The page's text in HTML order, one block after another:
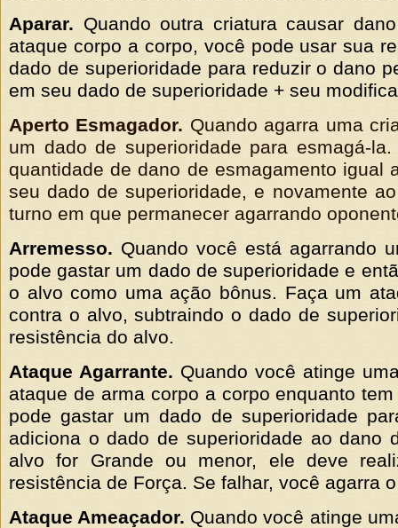
Aparar. Quando outra criatura causar
ataque corpo a corpo, você pode usar sua
dado de superioridade para reduzir o dano
em seu dado de superioridade + seu
Aperto Esmagador. Quando agarra uma
um dado de superioridade para esmagá-
quantidade de dano de esmagamento igual
seu dado de superioridade, e novamente
turno em que permanecer agarrando
Arremesso. Quando você está agarrando
pode gastar um dado de superioridade e
o alvo como uma ação bônus. Faça um
contra o alvo, subtraindo o dado de
resistência do alvo.
Ataque Agarrante. Quando você atinge
ataque de arma corpo a corpo enquanto
pode gastar um dado de superioridade
adiciona o dado de superioridade ao dano
alvo for Grande ou menor, ele deve
resistência de Força. Se falhar, você agarra
Ataque Ameaçador. Quando você atinge